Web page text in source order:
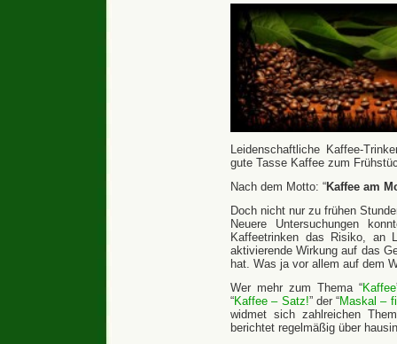
Leidenschaftliche Kaffee-
gute Tasse Kaffee zum
Nach dem Motto: “Kaffee am
Doch nicht nur zu frühen
Neuere Untersuchungen
Kaffeetrinken das Risiko, an
aktivierende Wirkung auf das
hat. Was ja vor allem auf dem
Wer mehr zum Thema “Kaffee
“Kaffee – Satz!” der “Maskal –
widmet sich zahlreichen
berichtet regelmäßig über